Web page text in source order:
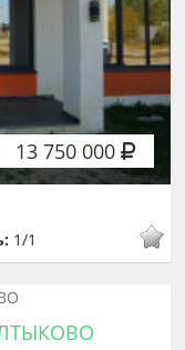
13 750 000
1/1